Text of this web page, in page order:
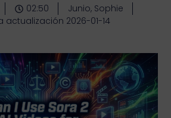
02:50
Junio, Sophie
actualización 2026-01-14